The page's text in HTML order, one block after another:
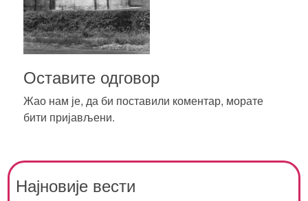
Оставите одговор
Жао нам је, да би поставили коментар, морате
бити пријављени.
Најновије вести